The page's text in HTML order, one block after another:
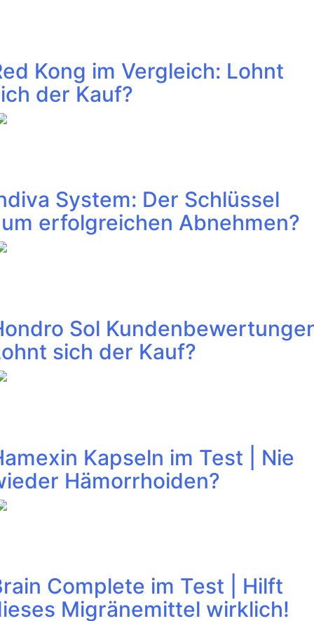
Kong im Vergleich: Lohnt
der Kauf?
System: Der Schlüssel
erfolgreichen Abnehmen?
Sol
sich der Kauf?
Kapseln im Test | Nie
Hämorrhoiden?
Complete im Test | Hilft
Migränemittel wirklich!